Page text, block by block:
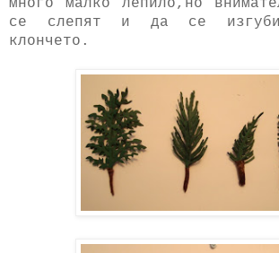
много малко лепило,но
се слепят и да се
клончето.